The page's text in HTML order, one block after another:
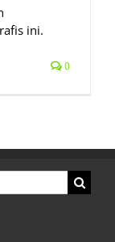
ini.
0